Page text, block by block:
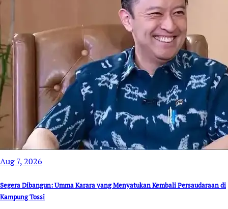
Aug 7, 2026
Segera Dibangun: Umma Karara yang Menyatukan Kembali Persaudaraan di
Kampung Tossi